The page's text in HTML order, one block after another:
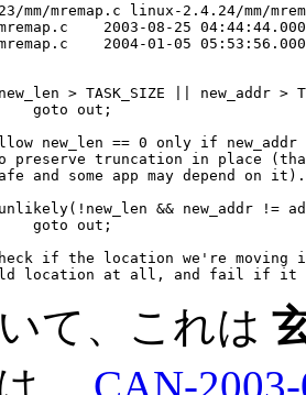
mremap.c linux-2.4.24/mm/
2003-08-25
2004-01-05
> TASK_SIZE || new_addr >
goto out;
== 0 only if new_addr
truncation in place (that
some app may depend on it).
&& new_addr !=
goto out;
if the location we're moving
て、これは